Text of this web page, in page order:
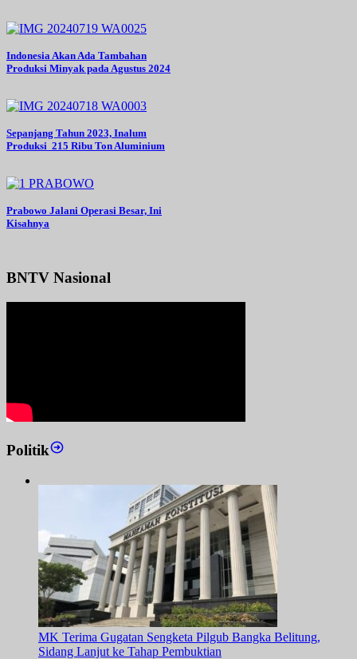
Indonesia Akan Ada Tambahan
Produksi Minyak pada Agustus 2024
Sepanjang Tahun 2023, Inalum
Produksi 215 Ribu Ton Aluminium
Prabowo Jalani Operasi Besar, Ini
Kisahnya
BNTV Nasional
Politik
MK Terima Gugatan Sengketa Pilgub Bangka Belitung,
Sidang Lanjut ke Tahap Pembuktian